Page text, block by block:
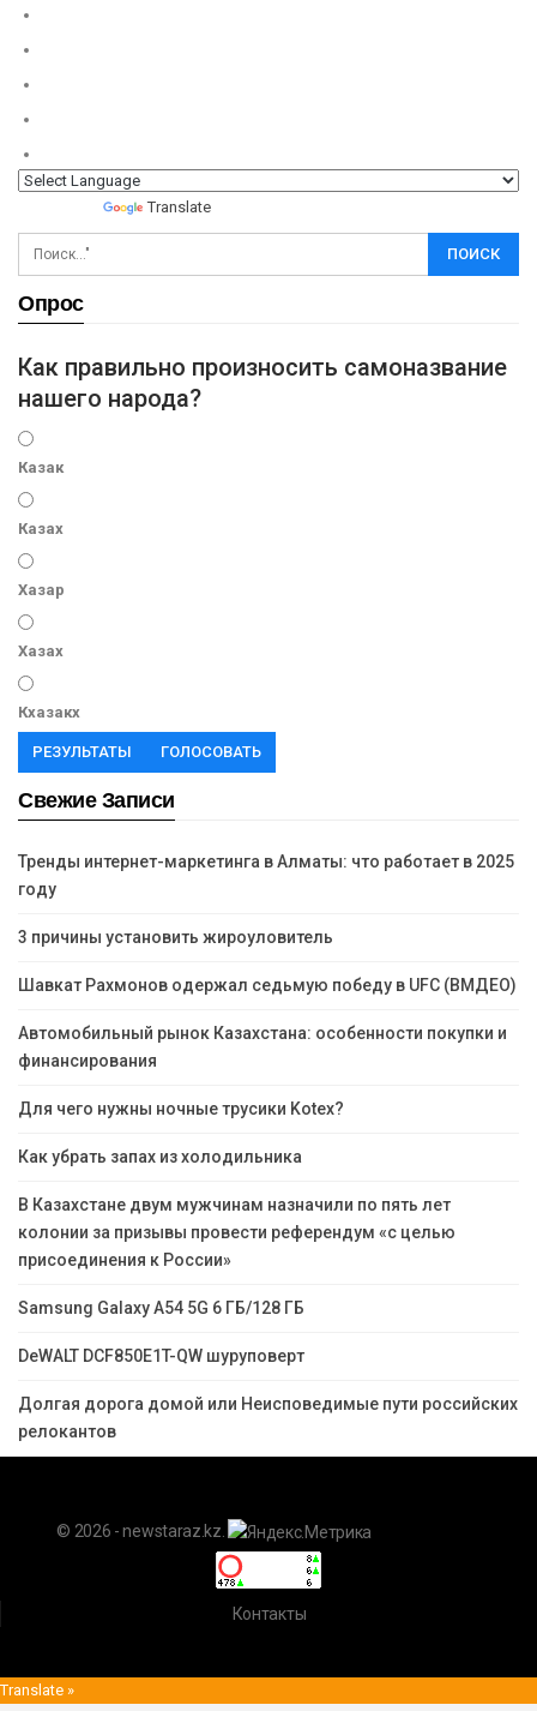
Translate
Опрос
Как правильно произносить самоназвание
нашего народа?
Казак
Казах
Хазар
Хазах
Кхазакх
РЕЗУЛЬТАТЫ ГОЛОСОВАТЬ
Свежие Записи
Тренды интернет-маркетинга в Алматы: что работает в 2025
году
3 причины установить жироуловитель
Шавкат Рахмонов одержал седьмую победу в UFC (ВМДЕО)
Автомобильный рынок Казахстана: особенности покупки и
финансирования
Для чего нужны ночные трусики Kotex?
Как убрать запах из холодильника
В Казахстане двум мужчинам назначили по пять лет
колонии за призывы провести референдум «с целью
присоединения к России»
Samsung Galaxy A54 5G 6 ГБ/128 ГБ
DeWALT DCF850E1T-QW шуруповерт
Долгая дорога домой или Неисповедимые пути российских
релокантов
© 2026 - newstaraz.kz.
Контакты
Translate »